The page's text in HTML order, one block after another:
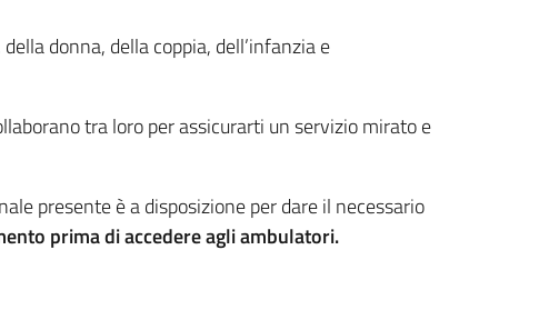
donna, della coppia, dell’infanzia e
tra loro per assicurarti un servizio mirato e
presente è a disposizione per dare il necessario
prima di accedere agli ambulatori.